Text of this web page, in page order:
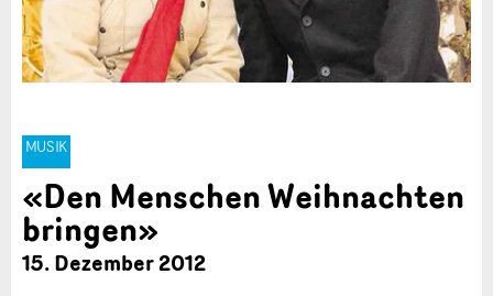
MUSIK
«Den Menschen Weihnachten
bringen»
15. Dezember 2012